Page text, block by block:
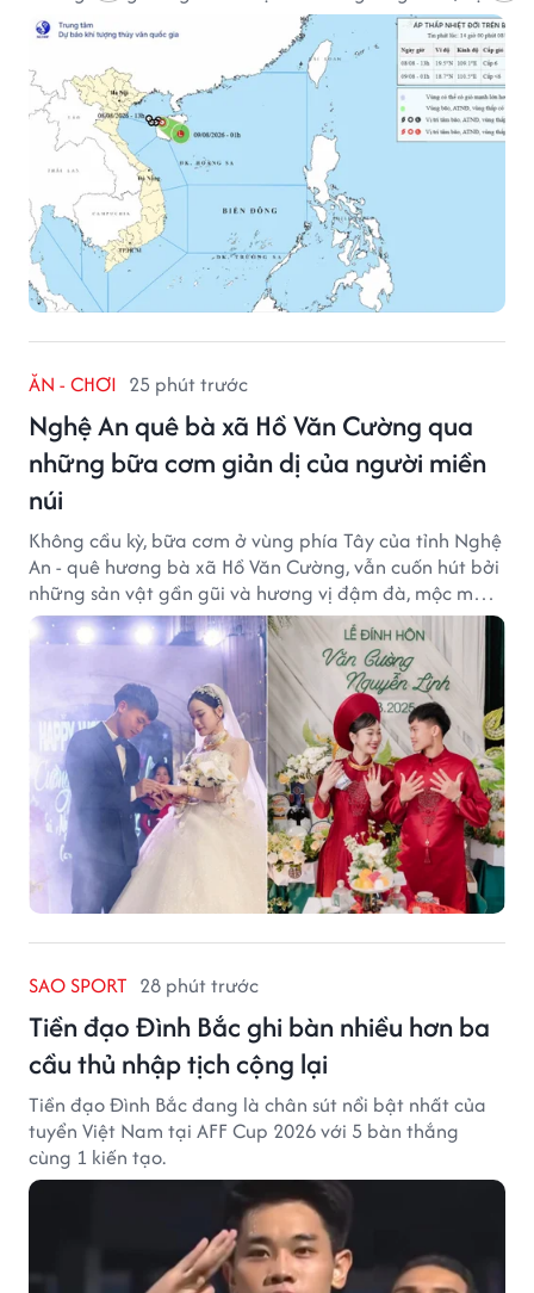
thống này suy yếu dần thành vùng áp thấp.
ĂN - CHƠI 25 phút trước
Nghệ An quê bà xã Hồ Văn Cường qua
những bữa cơm giản dị của người miền
núi
Không cầu kỳ, bữa cơm ở vùng phía Tây của tỉnh Nghệ
An - quê hương bà xã Hồ Văn Cường, vẫn cuốn hút bởi
những sản vật gần gũi và hương vị đậm đà, mộc mạc
của núi rừng.
SAO SPORT 28 phút trước
Tiền đạo Đình Bắc ghi bàn nhiều hơn ba
cầu thủ nhập tịch cộng lại
Tiền đạo Đình Bắc đang là chân sút nổi bật nhất của
tuyển Việt Nam tại AFF Cup 2026 với 5 bàn thắng
cùng 1 kiến tạo.